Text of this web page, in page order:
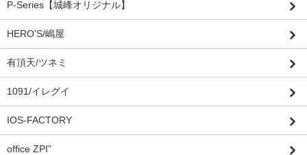
P-Series【城峰オリジナル】
HERO'S/嶋屋
有頂天/ツネミ
1091/イレグイ
IOS-FACTORY
office ZPI”